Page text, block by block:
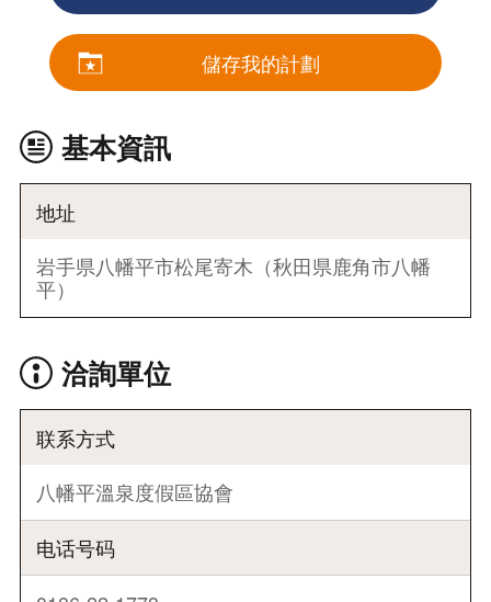
儲存我的計劃
基本資訊
地址
岩手県八幡平市松尾寄木（秋田県鹿角市八幡
平）
洽詢單位
联系方式
八幡平溫泉度假區協會
电话号码